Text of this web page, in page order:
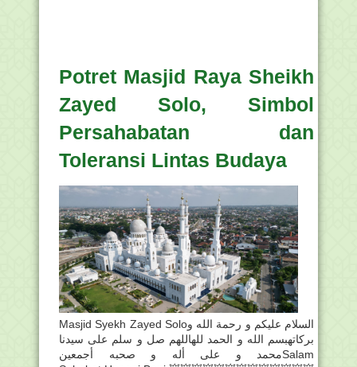
Potret Masjid Raya Sheikh
Zayed Solo, Simbol
Persahabatan dan
Toleransi Lintas Budaya
Masjid Syekh Zayed Soloالسلام عليكم و رحمة الله و
بركاتهبسم الله و الحمد للهاللهم صل و سلم على سيدنا
محمد و على أله و صحبه أجمعينSalam